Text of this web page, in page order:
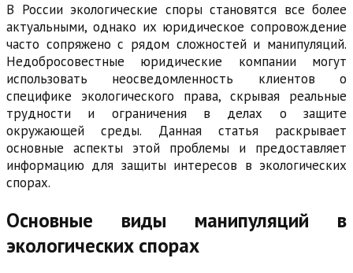
В России экологические споры становятся все более
актуальными, однако их юридическое сопровождение
часто сопряжено с рядом сложностей и манипуляций.
Недобросовестные юридические компании могут
использовать неосведомленность клиентов о
специфике экологического права, скрывая реальные
трудности и ограничения в делах о защите
окружающей среды. Данная статья раскрывает
основные аспекты этой проблемы и предоставляет
информацию для защиты интересов в экологических
спорах.
Основные виды манипуляций в
экологических спорах